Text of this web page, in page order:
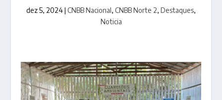
dez 5, 2024| CNBB Nacional, CNBB Norte 2, Destaques,
Noticia